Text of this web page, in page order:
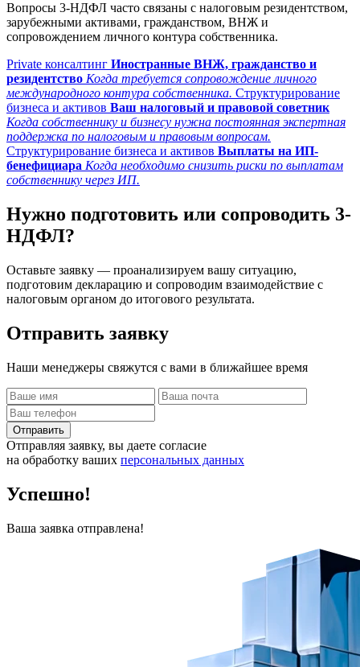
Вопросы 3-НДФЛ часто связаны с налоговым резидентством,
зарубежными активами, гражданством, ВНЖ и
сопровождением личного контура собственника.
Private консалтинг Иностранные ВНЖ, гражданство и
резидентство Когда требуется сопровождение личного
международного контура собственника. Структурирование
бизнеса и активов Ваш налоговый и правовой советник
Когда собственнику и бизнесу нужна постоянная экспертная
поддержка по налоговым и правовым вопросам.
Структурирование бизнеса и активов Выплаты на ИП-
бенефициара Когда необходимо снизить риски по выплатам
собственнику через ИП.
Нужно подготовить или сопроводить 3-
НДФЛ?
Оставьте заявку — проанализируем вашу ситуацию,
подготовим декларацию и сопроводим взаимодействие с
налоговым органом до итогового результата.
Отправить заявку
Наши менеджеры свяжутся с вами в ближайшее время
Отправить
Отправляя заявку, вы даете согласие
на обработку ваших персональных данных
Успешно!
Ваша заявка отправлена!